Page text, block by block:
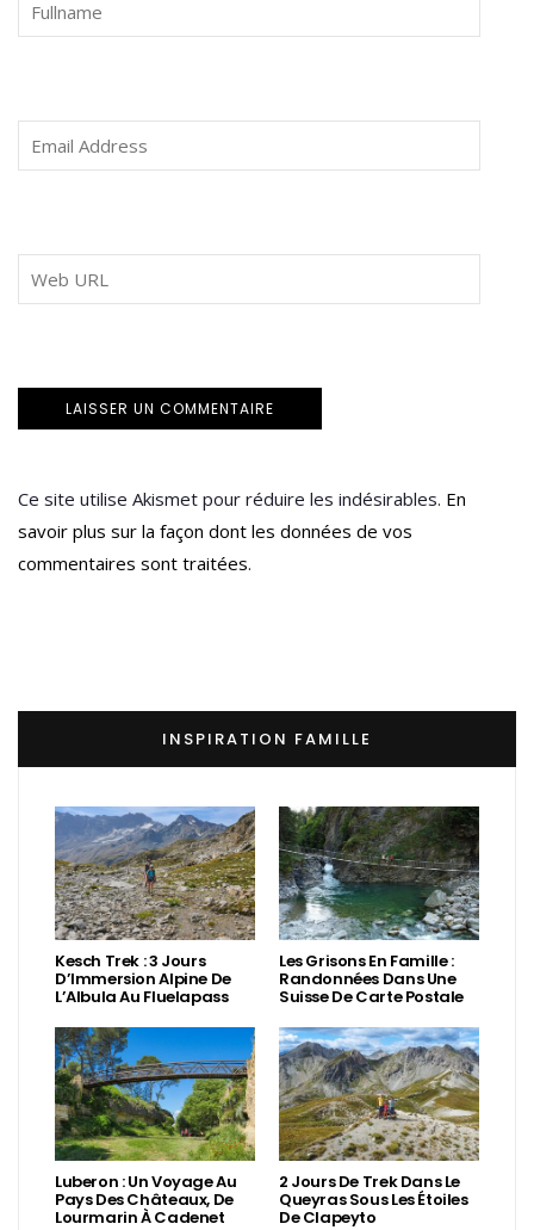
Ce site utilise Akismet pour réduire les indésirables. En
savoir plus sur la façon dont les données de vos
commentaires sont traitées.
INSPIRATION FAMILLE
Kesch Trek : 3 Jours
D’Immersion Alpine De
L’Albula Au Fluelapass
Les Grisons En Famille :
Randonnées Dans Une
Suisse De Carte Postale
Luberon : Un Voyage Au
Pays Des Châteaux, De
Lourmarin À Cadenet
2 Jours De Trek Dans Le
Queyras Sous Les Étoiles
De Clapeyto